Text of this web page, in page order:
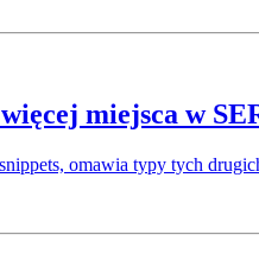
miejsca w
omawia typy tych